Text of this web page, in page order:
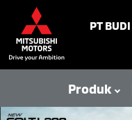
PT
Produk